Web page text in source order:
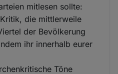
mitlesen sollte:
die mittlerweile
der Bevölkerung
ihr innerhalb eurer
Töne